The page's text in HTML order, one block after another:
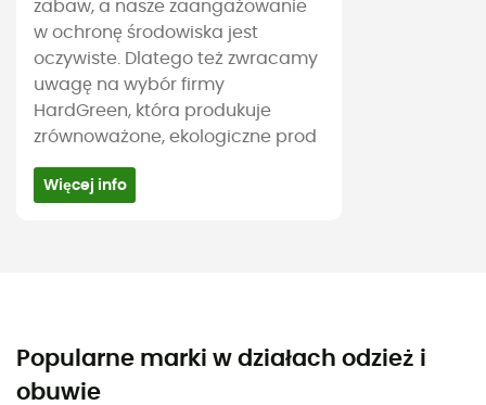
zabaw, a nasze zaangażowanie
w ochronę środowiska jest
oczywiste. Dlatego też zwracamy
uwagę na wybór firmy
HardGreen, która produkuje
zrównoważone, ekologiczne prod
Więcej info
Popularne marki w działach odzież i
obuwie